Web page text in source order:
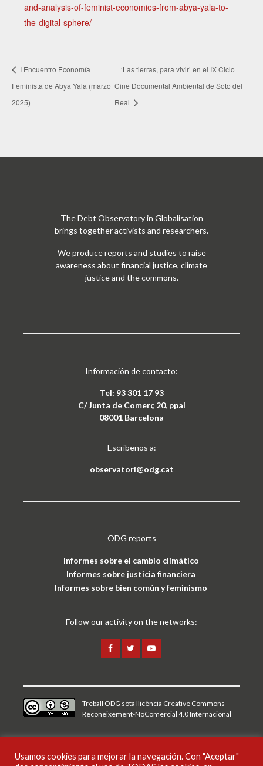
and-analysis-of-feminist-economies-from-abya-yala-to-
the-digital-sphere/
I Encuentro Economía
Feminista de Abya Yala (marzo
2025)
‘Las tierras, para vivir’ en el IX Ciclo
Cine Documental Ambiental de Soto del
Real
The Debt Observatory in Globalisation
brings together activists and researchers.
We produce reports and studies to raise
awareness about financial justice, climate
justice and the commons.
Información de contacto:
Tel: 93 301 17 93
C/ Junta de Comerç 20, ppal
08001 Barcelona
Escríbenos a:
observatori@odg.cat
ODG reports
Informes sobre el cambio climático
Informes sobre justicia financiera
Informes sobre bien común y feminismo
Follow our activity on the networks:
Treball ODG sota llicència Creative Commons
Reconeixement-NoComercial 4.0 Internacional
Aviso legal y política de privacidad
Usamos cookies para mejorar la navegación. Con "Aceptar"